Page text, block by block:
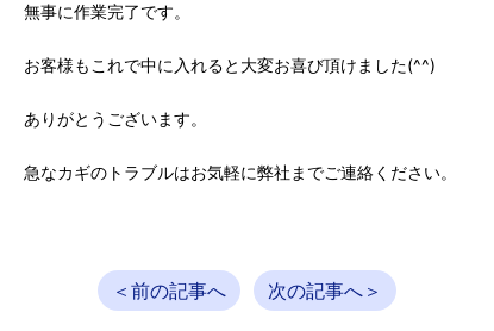
無事に作業完了です。
お客様もこれで中に入れると大変お喜び頂けました(^^)
ありがとうございます。
急なカギのトラブルはお気軽に弊社までご連絡ください。
＜前の記事へ 次の記事へ＞